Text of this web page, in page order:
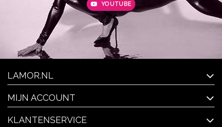
YOUTUBE
LAMOR.NL
MIJN ACCOUNT
KLANTENSERVICE